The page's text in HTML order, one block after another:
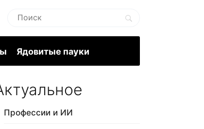
Ядовитые пауки
Профессии и ИИ